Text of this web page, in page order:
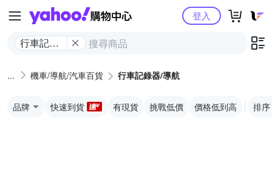
Yahoo購物中心
行車記錄
登入
機車/導航/汽車百貨 行車記錄器/導航
品牌 快速到貨 有現貨 挑戰低價 價格低到高 排序